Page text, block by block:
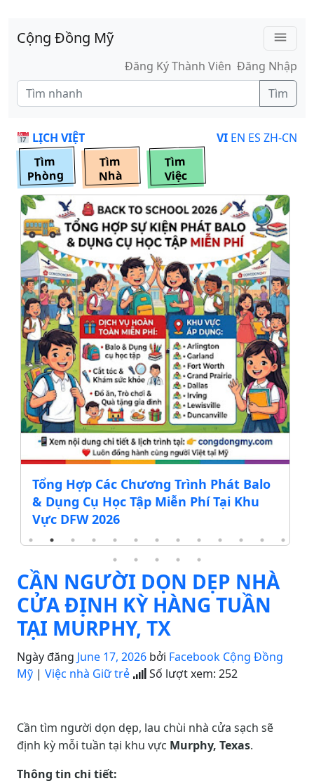
Cộng Đồng Mỹ
menu
Đăng Ký Thành Viên Đăng Nhập
Tìm
LỊCH VIỆT VI EN ES ZH-CN
Tìm
Phòng
Tìm
Nhà
Tìm
Việc
Tổng Hợp Các Chương Trình Phát Balo
& Dụng Cụ Học Tập Miễn Phí Tại Khu
Vực DFW 2026
CẦN NGƯỜI DỌN DẸP NHÀ
CỬA ĐỊNH KỲ HÀNG TUẦN
TẠI MURPHY, TX
Ngày đăng June 17, 2026 bởi Facebook Cộng Đồng
Mỹ | Việc nhà Giữ trẻ Số lượt xem: 252
Cần tìm người dọn dẹp, lau chùi nhà cửa sạch sẽ
định kỳ mỗi tuần tại khu vực Murphy, Texas.
Thông tin chi tiết: